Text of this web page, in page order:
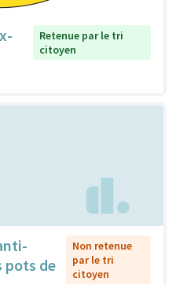
Retenue par le tri
citoyen
pots de
Non retenue
par le tri
citoyen